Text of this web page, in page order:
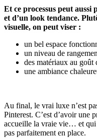
Et ce processus peut aussi
et d’un look tendance.
visuelle, on peut viser :
un bel espace
un niveau de
des matériaux au goût
une ambiance
Au final, le vrai luxe n’est
Pinterest. C’est d’avoir une
accueille la vraie vie… et qui
pas parfaitement en place.